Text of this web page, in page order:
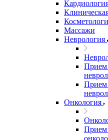
Массажи
Неврология
Прием
Прием
Онкология
Прием